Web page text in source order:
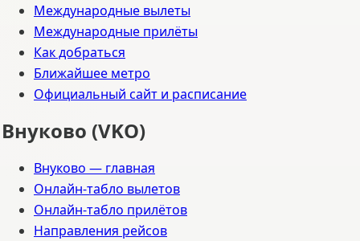
Международные вылеты
Международные прилёты
Как добраться
Ближайшее метро
Официальный сайт и расписание
Внуково (VKO)
Внуково — главная
Онлайн-табло вылетов
Онлайн-табло прилётов
Направления рейсов